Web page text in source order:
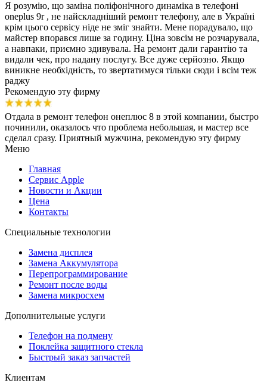
Я розумію, що заміна поліфонічного динаміка в телефоні
oneplus 9r , не найскладніший ремонт телефону, але в Україні
крім цього сервісу ніде не зміг знайти. Мене порадувало, що
майстер впорався лише за годину. Ціна зовсім не розчарувала,
а навпаки, приємно здивувала. На ремонт дали гарантію та
видали чек, про надану послугу. Все дуже серйозно. Якщо
виникне необхідність, то звертатимуся тільки сюди і всім теж
раджу
Рекомендую эту фирму
Отдала в ремонт телефон онеплюс 8 в этой компании, быстро
починили, оказалось что проблема небольшая, и мастер все
сделал сразу. Приятный мужчина, рекомендую эту фирму
Меню
Главная
Сервис Apple
Новости и Акции
Цена
Контакты
Специальные технологии
Замена дисплея
Замена Аккумулятора
Перепрограммирование
Ремонт после воды
Замена микросхем
Дополнительные услуги
Телефон на подмену
Поклейка защитного стекла
Быстрый заказ запчастей
Клиентам